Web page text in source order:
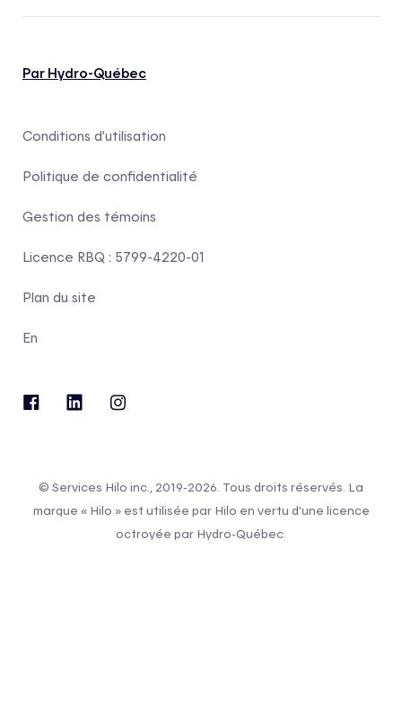
Par Hydro-Québec
Conditions d’utilisation
Politique de confidentialité
Gestion des témoins
Licence RBQ : 5799-4220-01
Plan du site
En
© Services Hilo inc., 2019-2026. Tous droits réservés. La
marque « Hilo » est utilisée par Hilo en vertu d’une licence
octroyée par Hydro-Québec.